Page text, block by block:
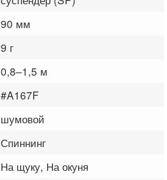
90 мм
9 г
0,8–1,5 м
#A167F
шумовой
Спиннинг
На щуку, На окуня